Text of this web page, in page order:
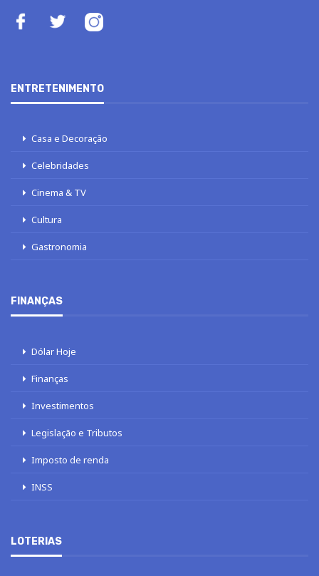
ENTRETENIMENTO
Casa e Decoração
Celebridades
Cinema & TV
Cultura
Gastronomia
FINANÇAS
Dólar Hoje
Finanças
Investimentos
Legislação e Tributos
Imposto de renda
INSS
LOTERIAS